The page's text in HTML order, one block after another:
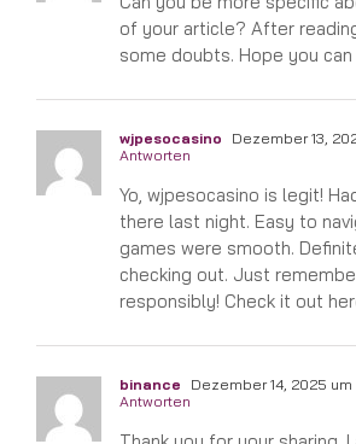
of your article? After
some doubts. Hope you
wjpesocasino Dezember 13,
Antworten
Yo, wjpesocasino is legit!
there last night. Easy to
games were smooth.
checking out. Just
responsibly! Check it out
binance Dezember 14, 2025 um
Antworten